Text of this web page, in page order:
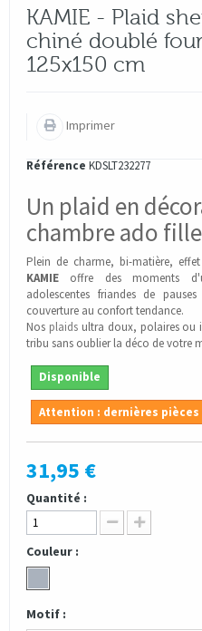
KAMIE - Plaid
chiné doublé
125x150 cm
Imprimer
Référence KDSLT232277
Un plaid en
chambre ado fille
Plein de charme, bi-matière, effet
KAMIE offre des moments
adolescentes friandes de
couverture au confort tendance.
Nos plaidsultra doux, polaires ou
tribu sans oublier la déco de votre
Disponible
Attention : dernières pièces
31,95 €
Quantité :
Couleur :
Motif :